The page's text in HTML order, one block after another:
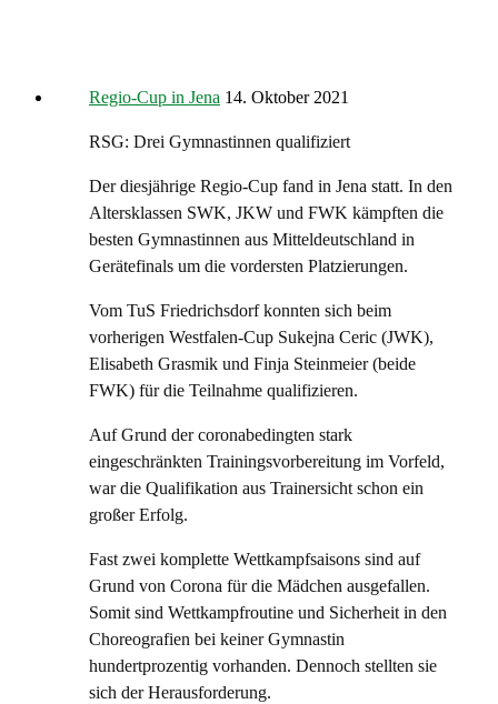
Regio-Cup in Jena 14. Oktober 2021
RSG: Drei Gymnastinnen qualifiziert
Der diesjährige Regio-Cup fand in Jena statt. In den
Altersklassen SWK, JKW und FWK kämpften die
besten Gymnastinnen aus Mitteldeutschland in
Gerätefinals um die vordersten Platzierungen.
Vom TuS Friedrichsdorf konnten sich beim
vorherigen Westfalen-Cup Sukejna Ceric (JWK),
Elisabeth Grasmik und Finja Steinmeier (beide
FWK) für die Teilnahme qualifizieren.
Auf Grund der coronabedingten stark
eingeschränkten Trainingsvorbereitung im Vorfeld,
war die Qualifikation aus Trainersicht schon ein
großer Erfolg.
Fast zwei komplette Wettkampfsaisons sind auf
Grund von Corona für die Mädchen ausgefallen.
Somit sind Wettkampfroutine und Sicherheit in den
Choreografien bei keiner Gymnastin
hundertprozentig vorhanden. Dennoch stellten sie
sich der Herausforderung.